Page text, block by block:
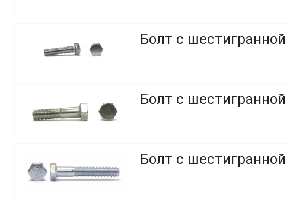
Болт с
Болт с шестигранной
Болт с шестигранной